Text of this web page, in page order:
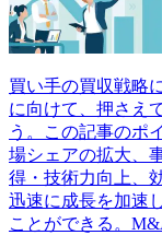
買い手の買収戦略
に向けて、押さえ
う。この記事のポ
場シェアの拡大、
得・技術力向上、
迅速に成長を加速
ことができる。